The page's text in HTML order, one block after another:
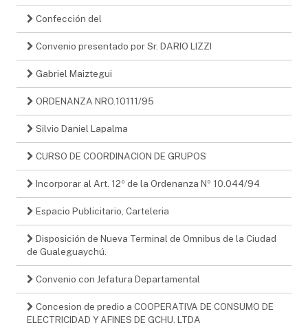
Confección del
Convenio presentado por Sr. DARIO LIZZI
Gabriel Maiztegui
ORDENANZA NRO.10111/95
Silvio Daniel Lapalma
CURSO DE COORDINACION DE GRUPOS
Incorporar al Art. 12º de la Ordenanza Nº 10.044/94
Espacio Publicitario, Carteleria
Disposición de Nueva Terminal de Omnibus de la Ciudad
de Gualeguaychú.
Convenio con Jefatura Departamental
Concesion de predio a COOPERATIVA DE CONSUMO DE
ELECTRICIDAD Y AFINES DE GCHU. LTDA